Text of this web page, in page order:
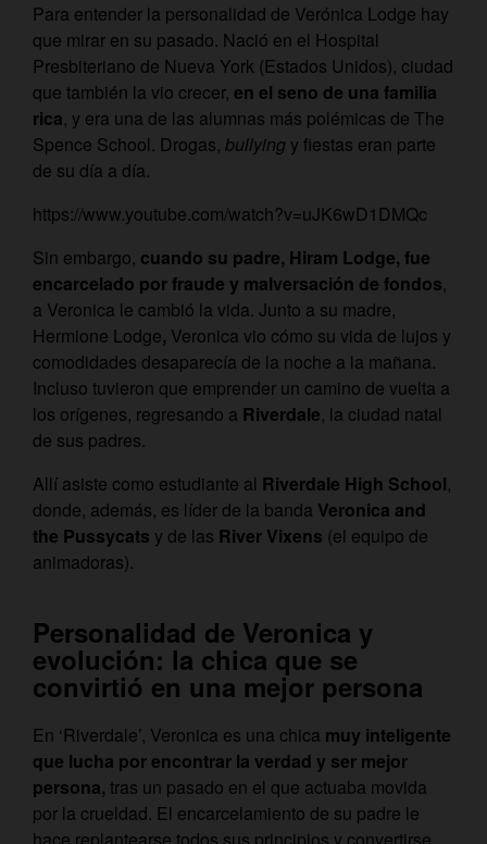
Para entender la personalidad de Verónica Lodge hay
que mirar en su pasado. Nació en el Hospital
Presbiteriano de Nueva York (Estados Unidos), ciudad
que también la vio crecer, en el seno de una familia
rica, y era una de las alumnas más polémicas de The
Spence School. Drogas, bullying y fiestas eran parte
de su día a día.
https://www.youtube.com/watch?v=uJK6wD1DMQc
Sin embargo, cuando su padre, Hiram Lodge, fue
encarcelado por fraude y malversación de fondos,
a Veronica le cambió la vida. Junto a su madre,
Hermione Lodge, Veronica vio cómo su vida de lujos y
comodidades desaparecía de la noche a la mañana.
Incluso tuvieron que emprender un camino de vuelta a
los orígenes, regresando a Riverdale, la ciudad natal
de sus padres.
Allí asiste como estudiante al Riverdale High School,
donde, además, es líder de la banda Veronica and
the Pussycats y de las River Vixens (el equipo de
animadoras).
Personalidad de Veronica y
evolución: la chica que se
convirtió en una mejor persona
En ‘Riverdale’, Veronica es una chica muy inteligente
que lucha por encontrar la verdad y ser mejor
persona, tras un pasado en el que actuaba movida
por la crueldad. El encarcelamiento de su padre le